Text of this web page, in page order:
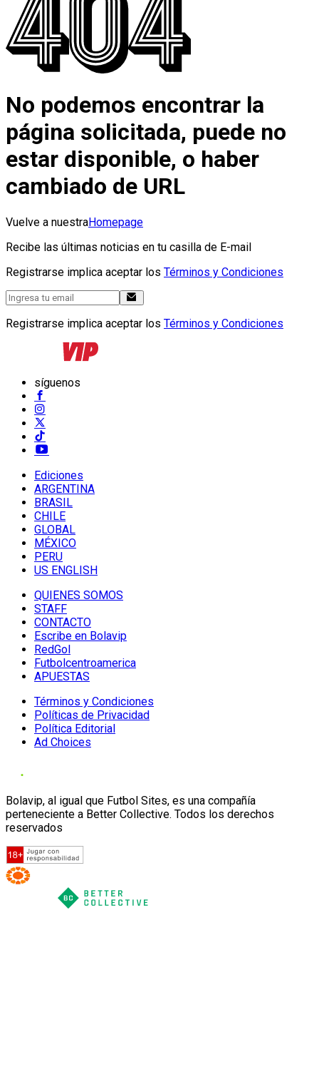
No podemos encontrar la
página solicitada, puede no
estar disponible, o haber
cambiado de URL
Vuelve a nuestraHomepage
Recibe las últimas noticias en tu casilla de E-mail
Registrarse implica aceptar los Términos y Condiciones
Registrarse implica aceptar los Términos y Condiciones
síguenos
Ediciones
ARGENTINA
BRASIL
CHILE
GLOBAL
MÉXICO
PERU
US ENGLISH
QUIENES SOMOS
STAFF
CONTACTO
Escribe en Bolavip
RedGol
Futbolcentroamerica
APUESTAS
Términos y Condiciones
Políticas de Privacidad
Política Editorial
Ad Choices
Bolavip, al igual que Futbol Sites, es una compañía
perteneciente a Better Collective. Todos los derechos
reservados